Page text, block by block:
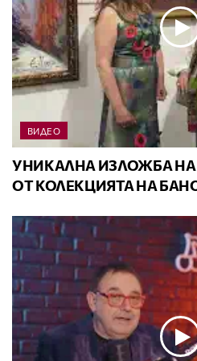
ВИДЕО
УНИКАЛНА ИЗЛОЖБА
ОТ КОЛЕКЦИЯТА НА